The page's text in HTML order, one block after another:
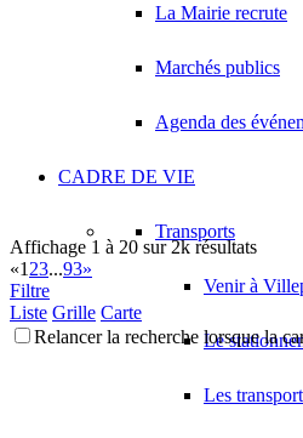
La Mairie recrute
Marchés publics
Agenda des
CADRE DE VIE
Transports
Venir à
Le
Les
Affichage 1 à 20 sur 2k résultats
«1 23...93»
Filtre
Liste Grille Carte
Relancer la recherche lorsque la